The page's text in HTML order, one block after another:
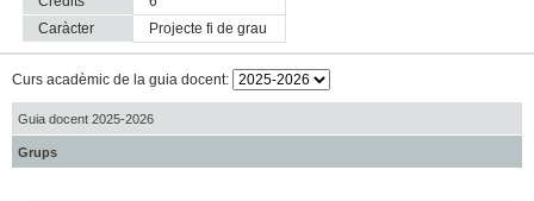
Caràcter
projecte fi de grau
Curs acadèmic de la guia docent:
Guia docent 2025-2026
Grups